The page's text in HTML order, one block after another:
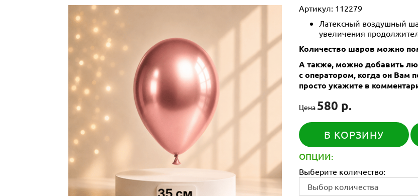
Артикул: 112279
Латексный воздушный
увеличения
Количество шаров можно
А также, можно добавить
с оператором, когда он Вам
просто укажите в
Цена 580 р.
В КОРЗИНУ
ОПЦИИ:
Выберите количество: